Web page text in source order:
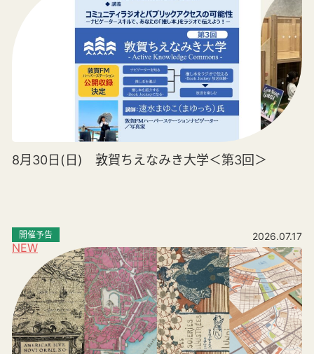
8月30日(日) 敦賀ちえなみき大学＜第3回＞
NEW
開催予告 2026.07.17